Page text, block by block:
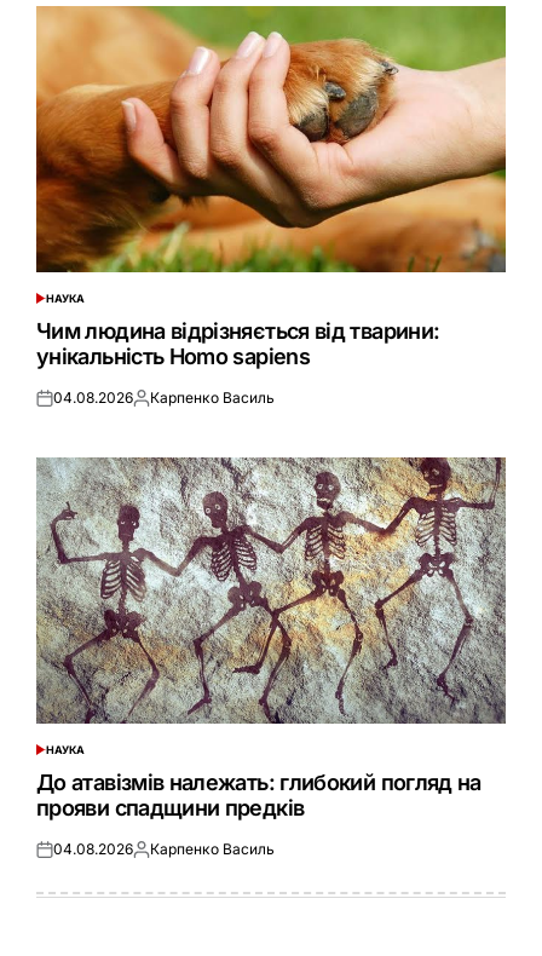
ОПУБЛІКУВАТИ
У
НАУКА
Чим людина відрізняється від тварини:
унікальність Homo sapiens
Оприлюднено
04.08.2026Опубліковано
Карпенко Василь
ОПУБЛІКУВАТИ
НАУКА
До атавізмів належать: глибокий погляд на
прояви спадщини предків
Оприлюднено
04.08.2026Опубліковано
Карпенко Василь